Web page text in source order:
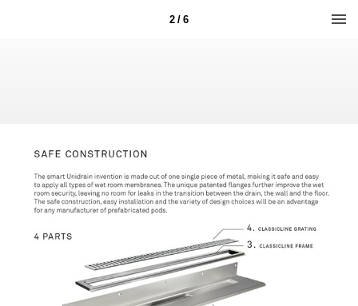
2 / 6